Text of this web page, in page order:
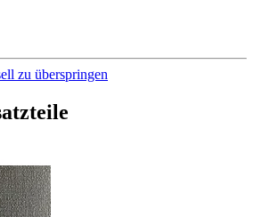
zu überspringen